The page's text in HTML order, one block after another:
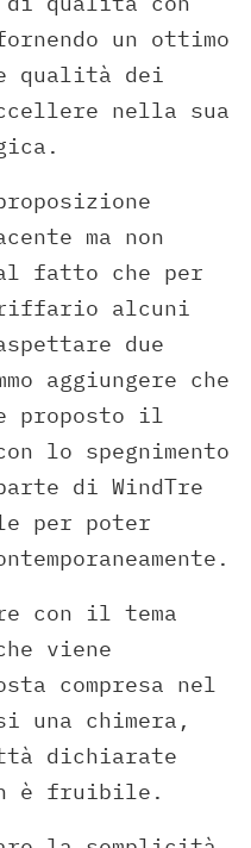
un ottimo
qualità dei
nella sua
ma non
al fatto che per
alcuni
due
aggiungere che
proposto il
lo spegnimento
di WindTre
per poter
con il tema
viene
compresa nel
una chimera,
dichiarate
è fruibile.